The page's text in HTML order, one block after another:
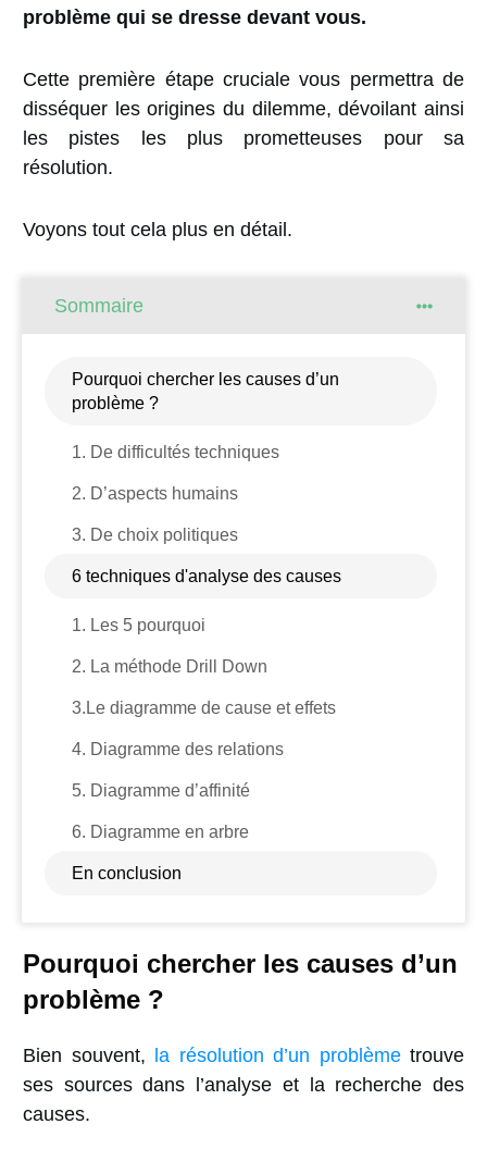
problème qui se dresse devant vous.
Cette première étape cruciale vous permettra de
disséquer les origines du dilemme, dévoilant ainsi
les pistes les plus prometteuses pour sa
résolution.
Voyons tout cela plus en détail.
Sommaire
Pourquoi chercher les causes d’un
problème ?
1. De difficultés techniques
2. D’aspects humains
3. De choix politiques
6 techniques d'analyse des causes
1. Les 5 pourquoi
2. La méthode Drill Down
3.Le diagramme de cause et effets
4. Diagramme des relations
5. Diagramme d’affinité
6. Diagramme en arbre
En conclusion
Pourquoi chercher les causes d’un
problème ?
Bien souvent, la résolution d’un problèmetrouve
ses sources dans l’analyse et la recherche des
causes.